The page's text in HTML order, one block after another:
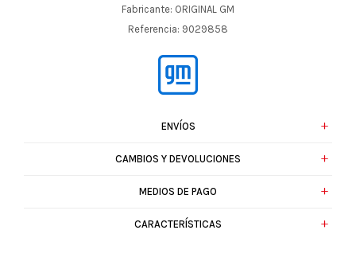
Fabricante: ORIGINAL GM
Referencia: 9029858
ENVÍOS
CAMBIOS Y DEVOLUCIONES
MEDIOS DE PAGO
CARACTERÍSTICAS